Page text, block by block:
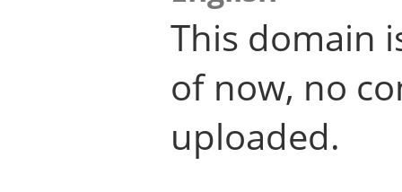
This domain
of now, no
uploaded.